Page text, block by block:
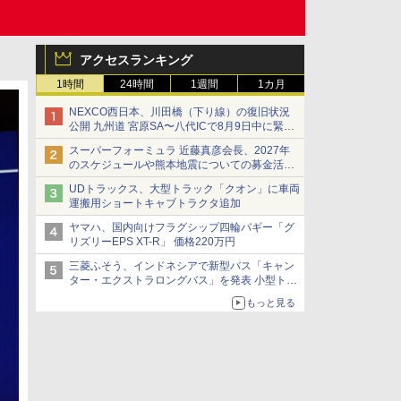
アクセスランキング
1時間 24時間 1週間 1カ月
NEXCO西日本、川田橋（下り線）の復旧状況
公開 九州道 宮原SA〜八代ICで8月9日中に緊急
車両を通行可能に
スーパーフォーミュラ 近藤真彦会長、2027年
のスケジュールや熊本地震についての募金活動
を紹介
UDトラックス、大型トラック「クオン」に車両
運搬用ショートキャブトラクタ追加
ヤマハ、国内向けフラグシップ四輪バギー「グ
リズリーEPS XT-R」 価格220万円
三菱ふそう、インドネシアで新型バス「キャン
ター・エクストラロングバス」を発表 小型トラ
ックベースの観光・旅客輸送向けバス
もっと見る